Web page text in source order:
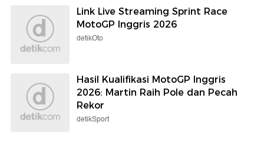
Link Live Streaming Sprint Race
MotoGP Inggris 2026
detikOto
Hasil Kualifikasi MotoGP Inggris
2026: Martin Raih Pole dan Pecah
Rekor
detikSport